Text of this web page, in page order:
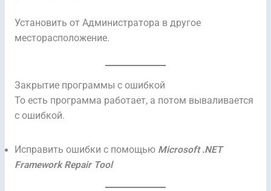
Установить от Администратора в другое
месторасположение.
Закрытие программы с ошибкой
То есть программа работает, а потом вываливается
с ошибкой.
Исправить ошибки с помощью Microsoft .NET
Framework Repair Tool